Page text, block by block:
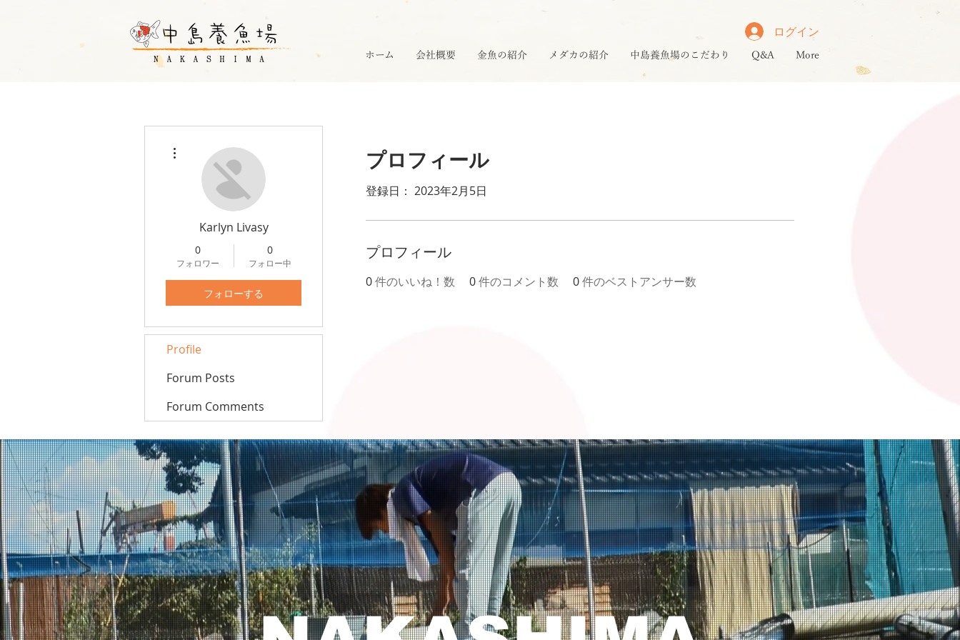
ログイン
ホーム 会社概要 金魚の紹介 メダカの紹介 中島養魚場のこだわり Q&A More
プロフィール
登録日： 2023年2月5日
プロフィール
0件のいいね！数 0件のコメント数 0件のベストアンサー数
Karlyn Livasy
0
フォロワー
0
フォロー中
フォローする
Profile
Forum Posts
Forum Comments